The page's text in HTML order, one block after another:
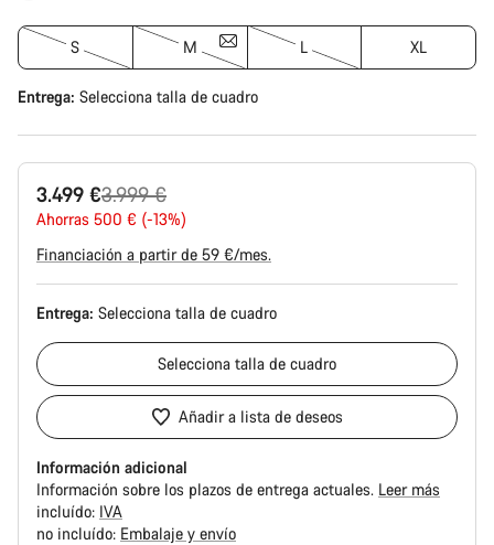
S M L XL
Entrega: Selecciona talla de cuadro
3.499 €
Precio
original
3.999 €
Ahorras 500 € (-13%)
Financiación a partir de 59 €/mes.
Entrega: Selecciona talla de cuadro
Selecciona talla de cuadro
Añadir a lista de deseos
Información adicional
Información sobre los plazos de entrega actuales. Leer más
incluído: IVA
no incluído: Embalaje y envío